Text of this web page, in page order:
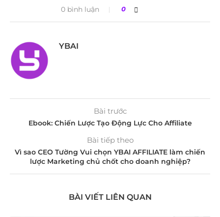
0 bình luận 0
YBAI
Bài trước
Ebook: Chiến Lược Tạo Động Lực Cho Affiliate
Bài tiếp theo
Vì sao CEO Tường Vui chọn YBAI AFFILIATE làm chiến
lược Marketing chủ chốt cho doanh nghiệp?
BÀI VIẾT LIÊN QUAN